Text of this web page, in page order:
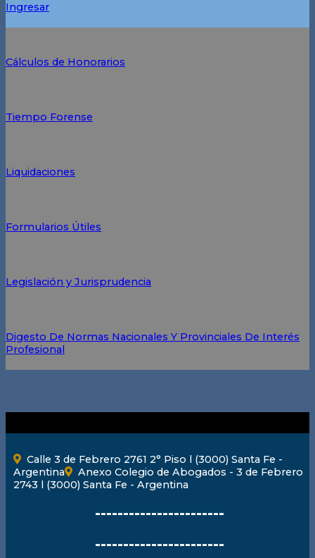
Ingresar
Cálculos de Honorarios
Tiempo Forense
Liquidaciones
Formularios Útiles
Legislación y Jurisprudencia
Digesto De Normas Nacionales Y Provinciales De Interés
Profesional
Calle 3 de Febrero 2761 2° Piso l (3000) Santa Fe -
Argentina
Anexo Colegio de Abogados - 3 de Febrero
2743 l (3000) Santa Fe - Argentina
-----------------------
-----------------------